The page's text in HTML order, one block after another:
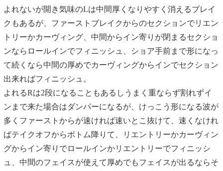
よれないが開き気味のLは中間厚くなりやすく消えるブレイ
クもあるが、ファーストブレイクからのセクションでリエン
トリーかカーヴィング、中間からイン寄りが閉まるセクショ
ンならロールインでフィニッシュ、ショア手前まで形になっ
て続くなら中間の厚めでカーヴィングからインでセクション
出来ればフィニッシュ。
よれるRは2段になることもあるしうまく重ならず割れずイ
ンまで来た場合はダンパーになるが、けっこう形になる波が
多くファーストからが速ければ速いとこ抜けて、速くなけれ
ばテイクオフからボトム降りて、リエントリーかカーヴィン
グからイン寄りでロールインかリエントリーでフィニッシ
ュ、中間のフェイスが使えて厚めでもフェイスが出るならそ